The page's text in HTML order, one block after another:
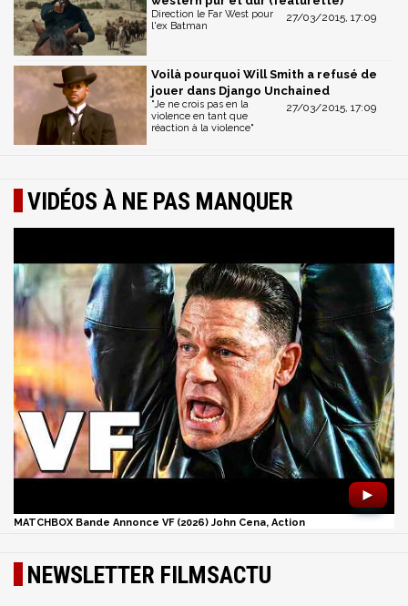
27/03/2015, 17:09
Direction le Far West pour
l'ex Batman
Voilà pourquoi Will Smith a refusé de
jouer dans Django Unchained
27/03/2015, 17:09
"Je ne crois pas en la
violence en tant que
réaction à la violence"
VIDÉOS À NE PAS MANQUER
►
MATCHBOX Bande Annonce VF (2026) John Cena, Action
NEWSLETTER FILMSACTU